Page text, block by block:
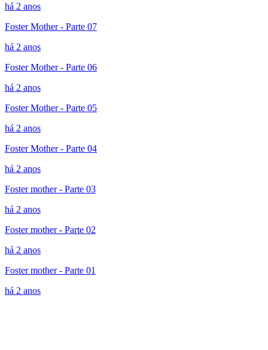
há 2 anos
Foster Mother - Parte 07
há 2 anos
Foster Mother - Parte 06
há 2 anos
Foster Mother - Parte 05
há 2 anos
Foster Mother - Parte 04
há 2 anos
Foster mother - Parte 03
há 2 anos
Foster mother - Parte 02
há 2 anos
Foster mother - Parte 01
há 2 anos